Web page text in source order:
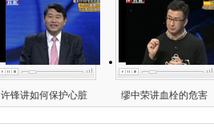
许锋讲如何保护心脏 缪中荣讲血栓的危害